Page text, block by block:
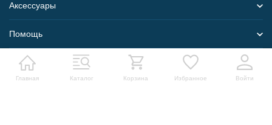
Главная Каталог Корзина Избранное Войти
Аксессуары
Помощь
Карта сайта